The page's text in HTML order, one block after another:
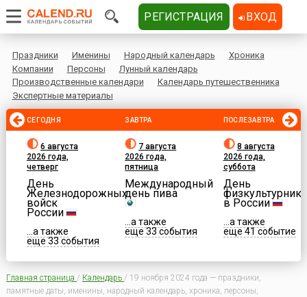
Праздники Именины Народный календарь
Хроника
Компании
Персоны
Лунный календарь
Производственные календари
Календарь путешественника
Экспертные материалы
СЕГОДНЯ
6 августа
2026 года,
четверг
День
Железнодорожных
войск
России
...а также
еще 33 события
ЗАВТРА
7 августа
2026 года,
пятница
Международный
день пива
...а также
еще 33 события
ПОСЛЕЗАВТРА
8 августа
2026 года,
суббота
День
физкультурника
в России
...а также
еще 41 событие
Главная страница / Календарь / 19 ноября 2024 года — праздники,
памятные даты, именины, народный календарь, хроника, персоны,
РЕГИСТРАЦИЯ ВХОД